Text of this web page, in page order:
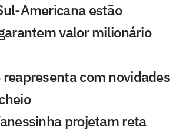
Americana estão
valor milionário
reapresenta com novidades
projetam reta